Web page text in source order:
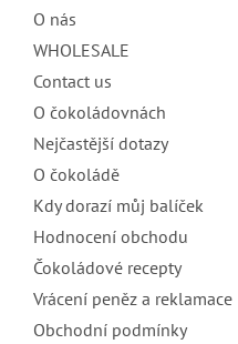
O nás
WHOLESALE
Contact us
O čokoládovnách
Nejčastější dotazy
O čokoládě
Kdy dorazí můj balíček
Hodnocení obchodu
Čokoládové recepty
Vrácení peněz a reklamace
Obchodní podmínky